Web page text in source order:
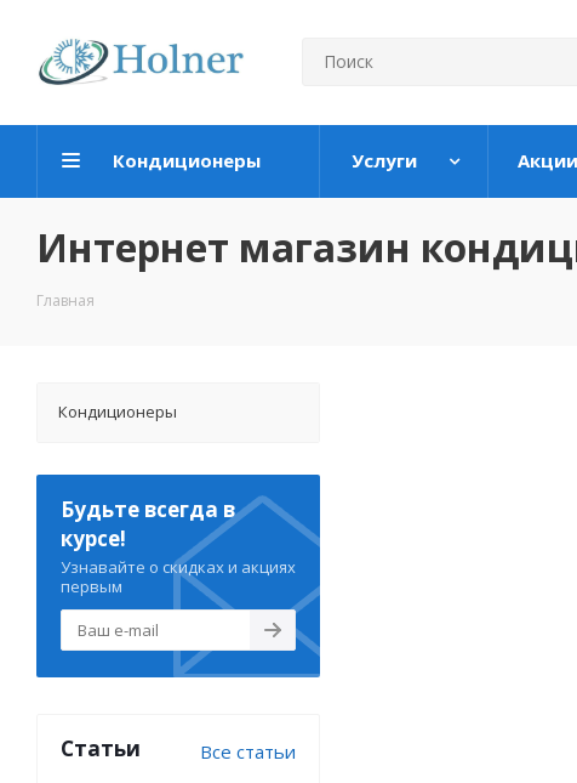
Кондиционеры Услуги Акции
Интернет магазин
Главная
Кондиционеры
Будьте всегда в
курсе!
Узнавайте о скидках и акциях
первым
Статьи Все статьи